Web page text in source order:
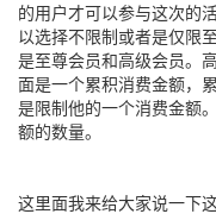
的用户才可以参与这次的
以选择不限制或者是仅限
是至尊会员和高级会员。
面是一个累积消费金额，
是限制他的一个消费金额
额的数量。
这里面我来给大家说一下